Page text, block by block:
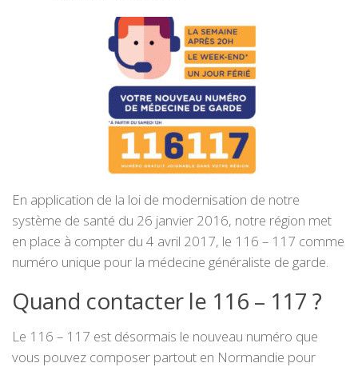
En application de la loi de modernisation de notre
système de santé du 26 janvier 2016, notre région met
en place à compter du 4 avril 2017, le 116 – 117 comme
numéro unique pour la médecine généraliste de garde.
Quand contacter le 116 – 117 ?
Le 116 – 117 est désormais le nouveau numéro que
vous pouvez composer partout en Normandie pour